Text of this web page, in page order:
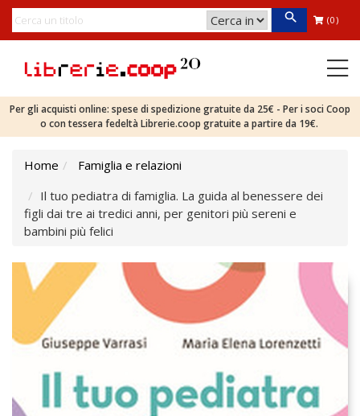
(0)
Per gli acquisti online: spese di spedizione gratuite da 25€ - Per i soci Coop
o con tessera fedeltà Librerie.coop gratuite a partire da 19€.
Home
Famiglia e relazioni
Il tuo pediatra di famiglia. La guida al benessere dei
figli dai tre ai tredici anni, per genitori più sereni e
bambini più felici